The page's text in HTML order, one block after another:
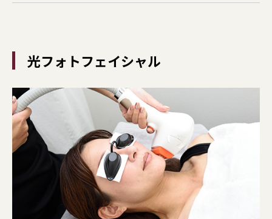
光フォトフェイシャル